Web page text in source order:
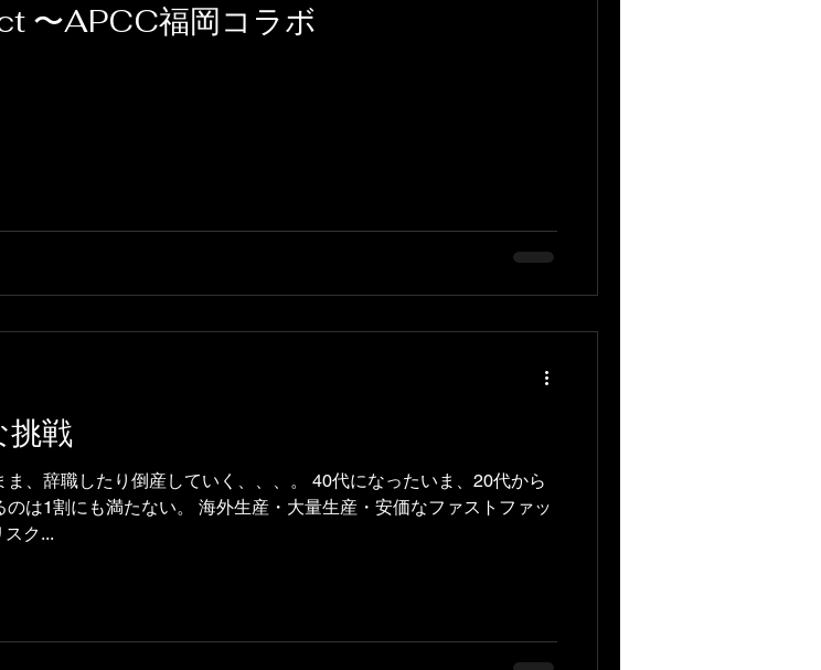
Service 綴-Tsuzuri- 繋-Tsunagu-
〜APCC福岡コラボ
挑戦
、辞職したり倒産していく、、、。 40代になったいま、20代から
は1割にも満たない。 海外生産・大量生産・安価なファストファッ
ク...